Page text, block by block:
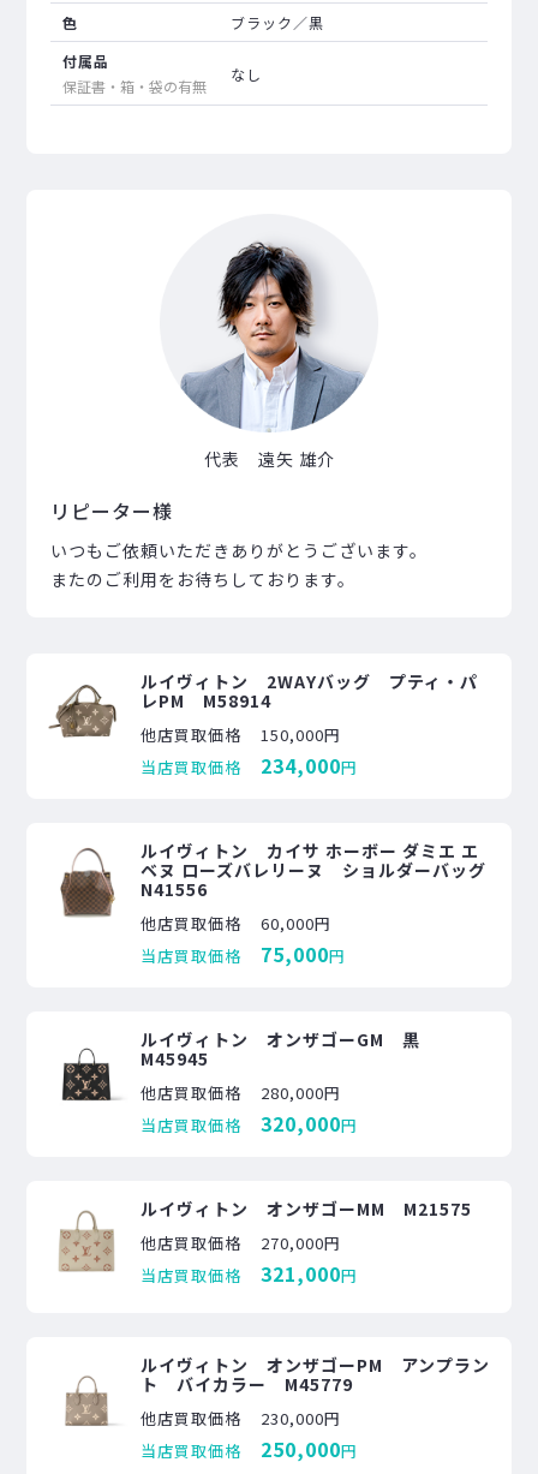
色
ブラック／黒
付属品
保証書・箱・袋の有無
なし
代表 遠矢 雄介
リピーター様
いつもご依頼いただきありがとうございます。
またのご利用をお待ちしております。
ルイヴィトン 2WAYバッグ プティ・パ
レPM M58914
他店買取価格
150,000円
当店買取価格
234,000円
ルイヴィトン カイサ ホーボー ダミエ エ
ベヌ ローズバレリーヌ ショルダーバッグ
N41556
他店買取価格
60,000円
当店買取価格
75,000円
ルイヴィトン オンザゴーGM 黒
M45945
他店買取価格
280,000円
当店買取価格
320,000円
ルイヴィトン オンザゴーMM M21575
他店買取価格
270,000円
当店買取価格
321,000円
ルイヴィトン オンザゴーPM アンプラン
ト バイカラー M45779
他店買取価格
230,000円
当店買取価格
250,000円